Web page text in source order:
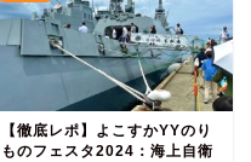
【徹底レポ】よこすかYYのり
ものフェスタ2024：海上自衛